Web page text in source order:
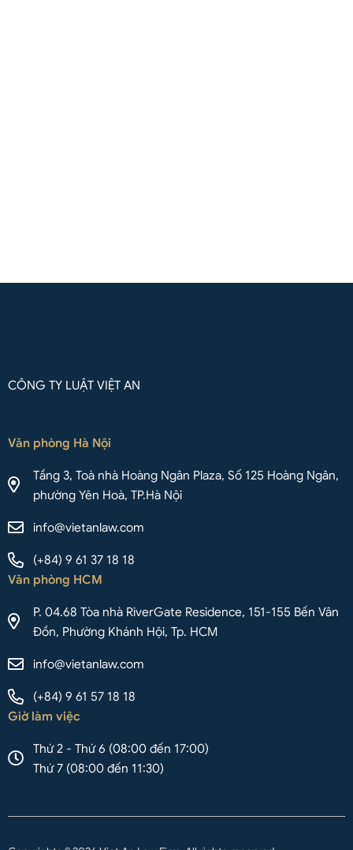
CÔNG TY LUẬT VIỆT AN
Văn phòng Hà Nội
Tầng 3, Toà nhà Hoàng Ngân Plaza, Số 125 Hoàng Ngân,
phường Yên Hoà, TP.Hà Nội
info@vietanlaw.com
(+84) 9 61 37 18 18
Văn phòng HCM
P. 04.68 Tòa nhà RiverGate Residence, 151-155 Bến Vân
Đồn, Phường Khánh Hội, Tp. HCM
info@vietanlaw.com
(+84) 9 61 57 18 18
Giờ làm việc
Thứ 2 - Thứ 6 (08:00 đến 17:00)
Thứ 7 (08:00 đến 11:30)